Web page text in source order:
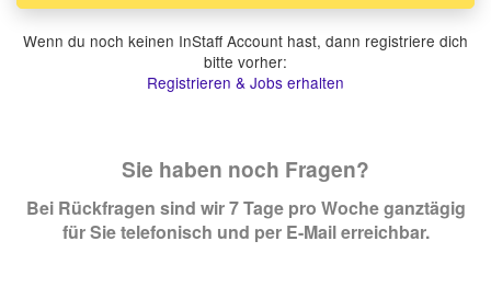
Wenn du noch keinen InStaff Account hast, dann registriere dich
bitte vorher:
Registrieren & Jobs erhalten
Sie haben noch Fragen?
Bei Rückfragen sind wir 7 Tage pro Woche ganztägig
für Sie telefonisch und per E-Mail erreichbar.